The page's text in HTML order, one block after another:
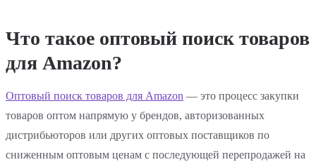
Что такое оптовый поиск товаров
для Amazon?
Оптовый поиск товаров для Amazon — это процесс закупки
товаров оптом напрямую у брендов, авторизованных
дистрибьюторов или других оптовых поставщиков по
сниженным оптовым ценам с последующей перепродажей на